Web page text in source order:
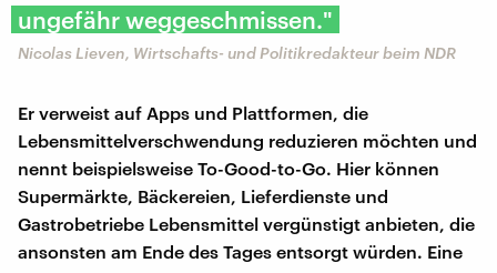
ungefähr weggeschmissen."
Nicolas Lieven, Wirtschafts- und Politikredakteur beim NDR
Er verweist auf Apps und Plattformen, die
Lebensmittelverschwendung reduzieren möchten und
nennt beispielsweise To-Good-to-Go. Hier können
Supermärkte, Bäckereien, Lieferdienste und
Gastrobetriebe Lebensmittel vergünstigt anbieten, die
ansonsten am Ende des Tages entsorgt würden. Eine